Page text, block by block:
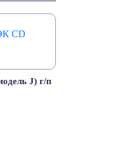
J) г/п